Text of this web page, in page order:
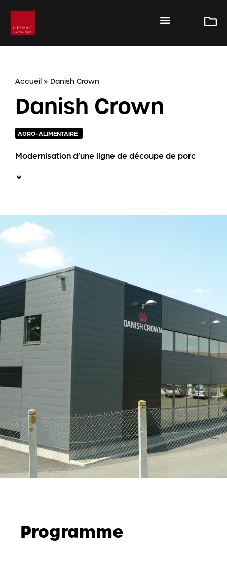
Accueil » Danish Crown
Danish Crown
AGRO-ALIMENTAIRE
Modernisation d’une ligne de découpe de porc
Programme